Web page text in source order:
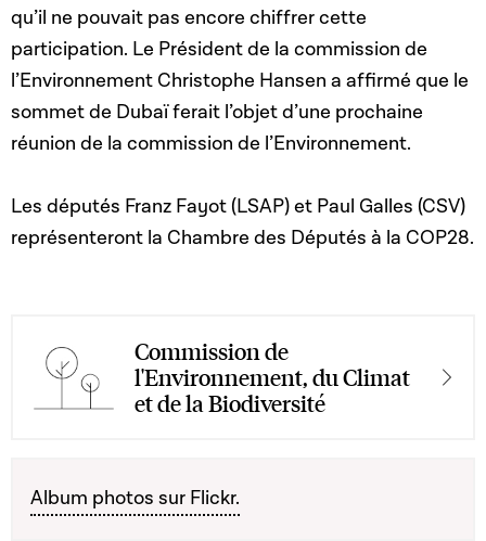
qu’il ne pouvait pas encore chiffrer cette
participation. Le Président de la commission de
l’Environnement Christophe Hansen a affirmé que le
sommet de Dubaï ferait l’objet d’une prochaine
réunion de la commission de l’Environnement.
Les députés Franz Fayot (LSAP) et Paul Galles (CSV)
représenteront la Chambre des Députés à la COP28.
Commission de
l'Environnement, du Climat
et de la Biodiversité
Album photos sur Flickr.